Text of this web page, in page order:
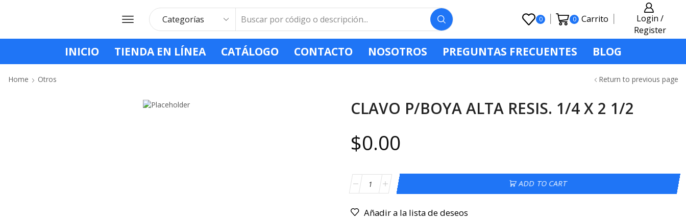
0 0 Carrito
Login /
Register
INICIO TIENDA EN LÍNEA CATÁLOGO CONTACTO NOSOTROS PREGUNTAS FRECUENTES BLOG
Home Otros Return to previous page
CLAVO P/BOYA ALTA RESIS. 1/4 X 2 1/2
$0.00
ADD TO CART
Añadir a la lista de deseos